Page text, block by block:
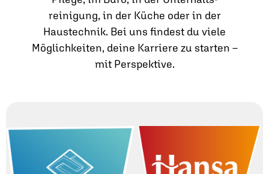
reinigung, in der Küche oder in der
Haustechnik. Bei uns findest du viele
Möglichkeiten, deine Karriere zu starten –
mit Perspektive.